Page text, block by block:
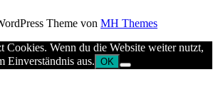
Theme von MH Themes
Cookies. Wenn du die Website weiter nutzt,
Einverständnis aus. OK